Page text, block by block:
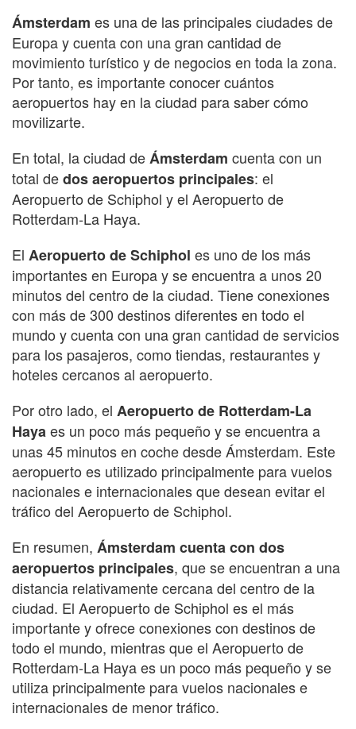
Ámsterdam es una de las principales ciudades de
Europa y cuenta con una gran cantidad de
movimiento turístico y de negocios en toda la zona.
Por tanto, es importante conocer cuántos
aeropuertos hay en la ciudad para saber cómo
movilizarte.
En total, la ciudad deÁmsterdam cuenta con un
total dedos aeropuertos principales: el
Aeropuerto de Schiphol y el Aeropuerto de
Rotterdam-La Haya.
El Aeropuerto de Schiphol es uno de los más
importantes en Europa y se encuentra a unos 20
minutos del centro de la ciudad. Tiene conexiones
con más de 300 destinos diferentes en todo el
mundo y cuenta con una gran cantidad de servicios
para los pasajeros, como tiendas, restaurantes y
hoteles cercanos al aeropuerto.
Por otro lado, el Aeropuerto de Rotterdam-La
Hayaes un poco más pequeño y se encuentra a
unas 45 minutos en coche desde Ámsterdam. Este
aeropuerto es utilizado principalmente para vuelos
nacionales e internacionales que desean evitar el
tráfico del Aeropuerto de Schiphol.
En resumen, Ámsterdam cuenta con dos
aeropuertos principales, que se encuentran a una
distancia relativamente cercana del centro de la
ciudad. El Aeropuerto de Schiphol es el más
importante y ofrece conexiones con destinos de
todo el mundo, mientras que el Aeropuerto de
Rotterdam-La Haya es un poco más pequeño y se
utiliza principalmente para vuelos nacionales e
internacionales de menor tráfico.